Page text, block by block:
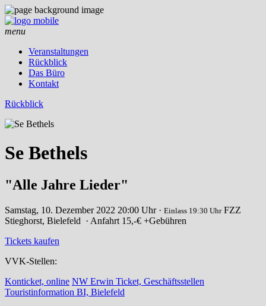
menu
Veranstaltungen
Rückblick
Das Büro
Kontakt
Rückblick
Se Bethels
"Alle Jahre Lieder"
Samstag, 10. Dezember 2022 20:00 Uhr · Einlass 19:30 Uhr FZZ
Stieghorst, Bielefeld · Anfahrt 15,-€ +Gebühren
Tickets kaufen
VVK-Stellen:
Konticket, online NW Erwin Ticket, Geschäftsstellen
Touristinformation BI, Bielefeld